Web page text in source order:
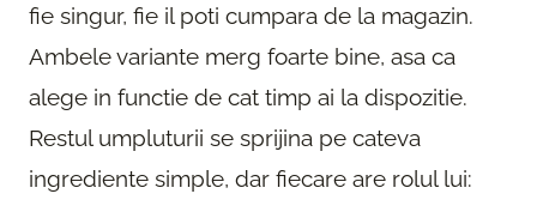
fie singur, fie il poti cumpara de la magazin.
Ambele variante merg foarte bine, asa ca
alege in functie de cat timp ai la dispozitie.
Restul umpluturii se sprijina pe cateva
ingrediente simple, dar fiecare are rolul lui: